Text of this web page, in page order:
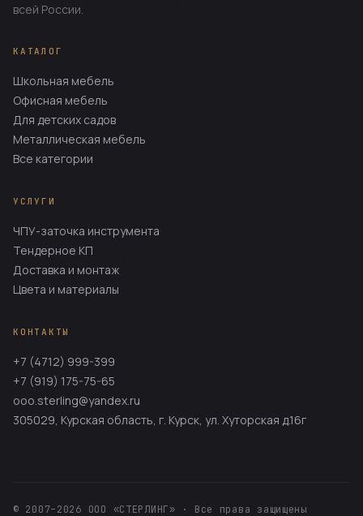
всей России.
КАТАЛОГ
Школьная мебель
Офисная мебель
Для детских садов
Металлическая мебель
Все категории
УСЛУГИ
ЧПУ-заточка инструмента
Тендерное КП
Доставка и монтаж
Цвета и материалы
КОНТАКТЫ
+7 (4712) 999-399
+7 (919) 175-75-65
ooo.sterling@yandex.ru
305029, Курская область, г. Курск, ул. Хуторская д.16г
© 2007–2026 ООО «СТЕРЛИНГ» · Все права защищены